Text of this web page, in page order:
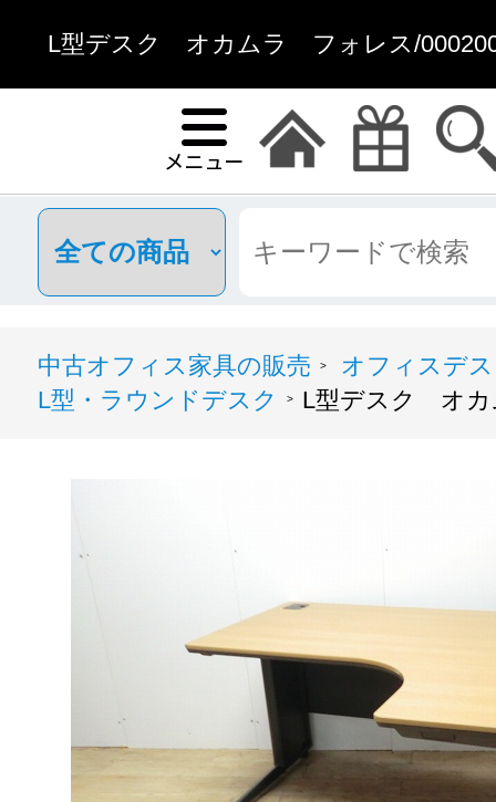
L型デスク オカムラ フォレス/
中古オフィス家具の販売 >
オフィスデ
L型・ラウンドデスク
> L型デスク オカ